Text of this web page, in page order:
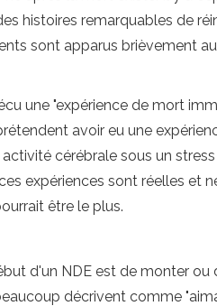
histoires remarquables de
sont apparus brièvement
une "expérience de mort
avoir eu une
cérébrale sous un
expériences sont réelles et
être le plus.
d'un NDE est de monter
décrivent comme